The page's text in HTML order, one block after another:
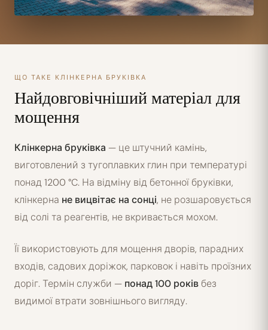
ЩО ТАКЕ КЛІНКЕРНА БРУКІВКА
Найдовговічніший матеріал для
мощення
Клінкерна бруківка — це штучний камінь,
виготовлений з тугоплавких глин при температурі
понад 1200 °C. На відміну від бетонної бруківки,
клінкерна не вицвітає на сонці, не розшаровується
від солі та реагентів, не вкривається мохом.
Її використовують для мощення дворів, парадних
входів, садових доріжок, парковок і навіть проїзних
доріг. Термін служби — понад 100 років без
видимої втрати зовнішнього вигляду.